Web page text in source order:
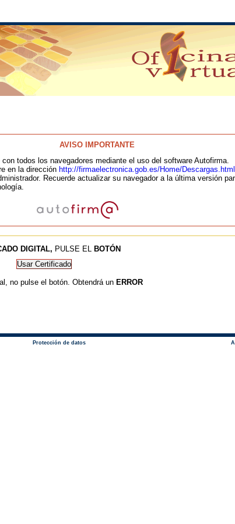
AVISO IMPORTANTE
todos los navegadores mediante el uso del software Autofirma.
en la dirección http://firmaelectronica.gob.es/Home/Descargas.html
Recuerde actualizar su navegador a la última versión
DIGITAL, PULSE EL BOTÓN
no pulse el botón. Obtendrá un ERROR
Protección de datos